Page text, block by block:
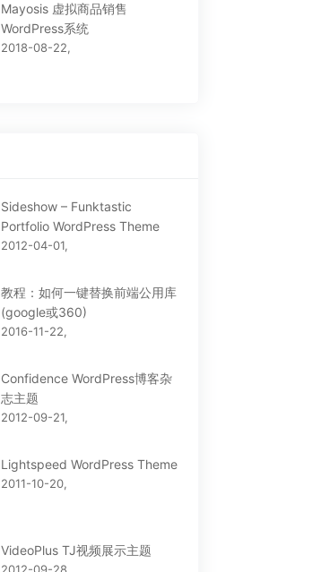
El Toro Themeforest商
Mayosis 虚拟商品销售
WordPress系统
2018-08-22,
Sideshow – Funktastic
Portfolio WordPress Theme
2012-04-01,
教程：如何一键替换前端公用库
(google或360)
2016-11-22,
Confidence WordPress博客杂
志主题
2012-09-21,
Lightspeed WordPress Theme
2011-10-20,
VideoPlus TJ视频展示主题